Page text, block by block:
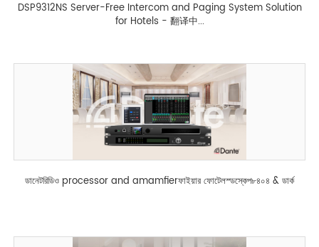
DSP9312NS Server-Free Intercom and Paging System Solution
for Hotels - 翻译中...
ডানেটরিডিও processor and amamfierফাইয়ার ফোটেলস্ডস্কেপ৮৪০৪ & ডার্ক